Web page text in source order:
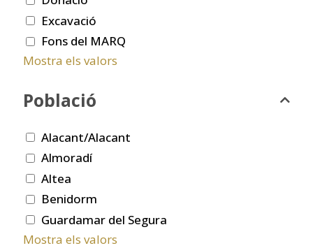
Excavació
Fons del MARQ
Mostra els valors
Població
Alacant/Alacant
Almoradí
Altea
Benidorm
Guardamar del Segura
Mostra els valors